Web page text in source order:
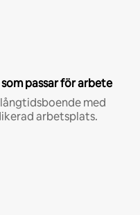
passar för arbete
med
arbetsplats.